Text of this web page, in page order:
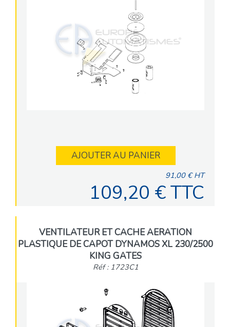
AJOUTER AU PANIER
91,00 € HT
109,20 € TTC
VENTILATEUR ET CACHE AERATION
PLASTIQUE DE CAPOT DYNAMOS XL 230/2500
KING GATES
Réf : 1723C1